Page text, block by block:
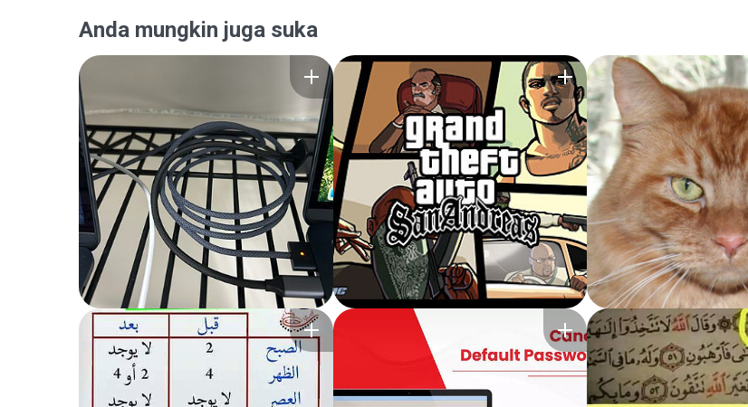
Anda mungkin juga suka